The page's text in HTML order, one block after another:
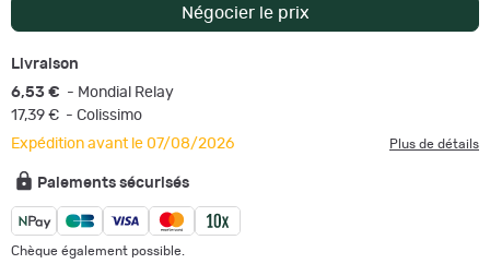
Négocier le prix
Livraison
6,53 € - Mondial Relay
17,39 € - Colissimo
Expédition avant le 07/08/2026
Plus de détails
Paiements sécurisés
Chèque également possible.